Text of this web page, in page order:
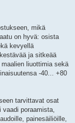
mikä
on hyvä: osista
kevyellä
ja sitkeää
liuottimia sekä
-40... +80
tarvittavat osat
poraamista,
painesäiliöille,